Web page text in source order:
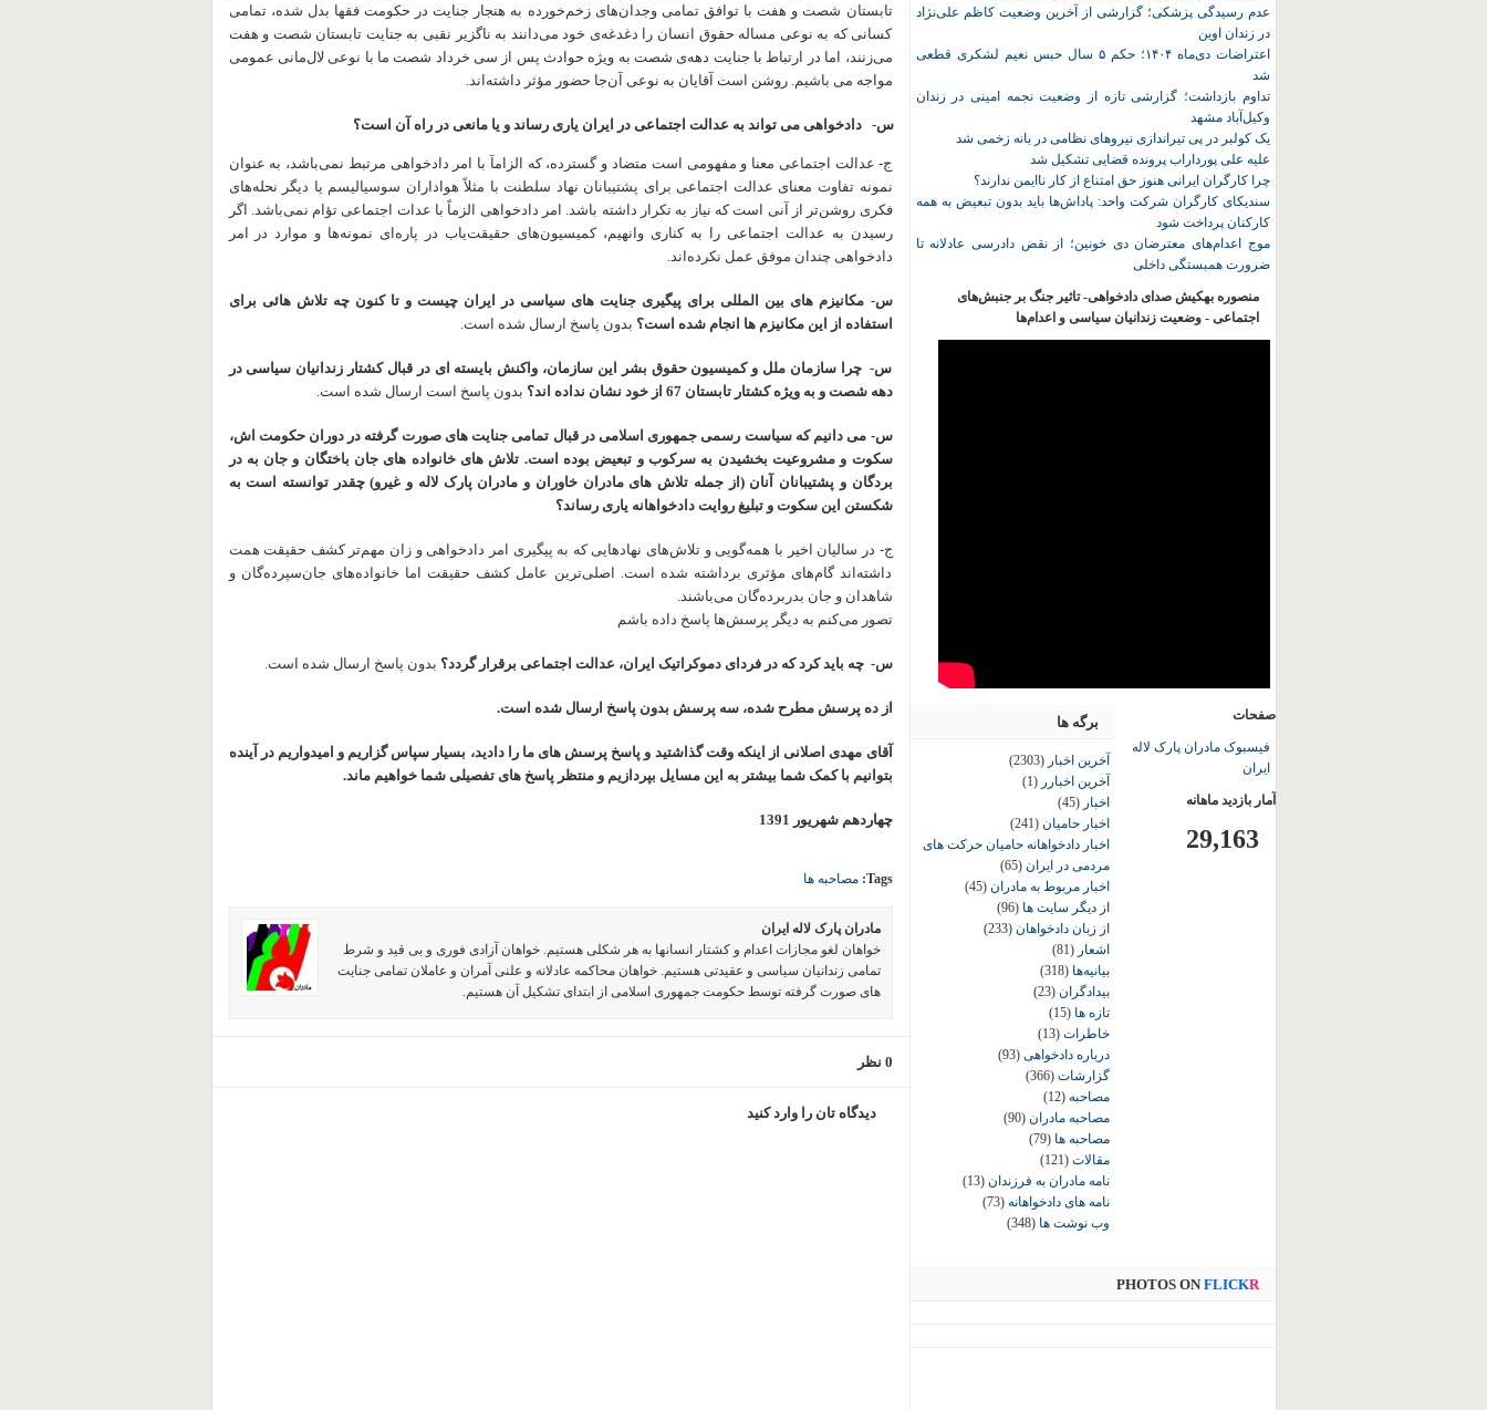
تابستان شصت و هفت با توافق تمامی وجدان‌های زخم‌خورده به هنجار جنایت در حکومت فقها بدل شده، تمامی
کسانی که به نوعی مساله حقوق انسان را دغدغه‌ی خود می‌دانند به ناگزیر نقبی به جنایت تابستان شصت و هفت
می‌زنند، اما در ارتباط با جنایت دهه‌ی شصت به ویژه حوادث پس از سی خرداد شصت ما با نوعی لال‌مانی عمومی
مواجه می باشیم. روشن است آقایان به نوعی آن‌جا حضور مؤثر داشته‌اند.
س‌- دادخواهی می تواند به عدالت اجتماعی در ایران یاری رساند و یا مانعی در راه آن است؟
ج- عدالت اجتماعی معنا و مفهومی است متضاد و گسترده، که الزامآ با امر دادخواهی مرتبط نمی‌باشد، به عنوان
نمونه تفاوت معنای عدالت اجتماعی برای پشتیبانان نهاد سلطنت با مثلاً هواداران سوسیالیسم یا دیگر نحله‌های
فکری روشن‌تر از آنی است که نیاز به تکرار داشته باشد. امر دادخواهی الزماً با عدات اجتماعی تؤام نمی‌باشد. اگر
رسیدن به عدالت اجتماعی را به کناری وانهیم، کمیسیون‌های حقیقت‌یاب در پاره‌ای نمونه‌ها و موارد در امر
دادخواهی چندان موفق عمل نکرده‌اند.
س- مکانیزم های بین المللی برای پیگیری جنایت های سیاسی در ایران چیست و تا کنون چه تلاش هائی برای
استفاده از این مکانیزم ها انجام شده است؟ بدون پاسخ ارسال شده است.
س- چرا سازمان ملل و کمیسیون حقوق بشر این سازمان، واکنش بایسته ای در قبال کشتار زندانیان سیاسی در
دهه شصت و به ویژه کشتار تابستان 67 از خود نشان نداده اند؟
بدون پاسخ است ارسال شده است.
س- می دانیم که سیاست رسمی جمهوری اسلامی در قبال تمامی جنایت های صورت گرفته در دوران حکومت اش،
سکوت و مشروعیت بخشیدن به سرکوب و تبعیض بوده است. تلاش های خانواده های جان باختگان و جان به در
بردگان و پشتیبانان آنان (از جمله تلاش های مادران خاوران و مادران پارک لاله و غیرو) چقدر توانسته است به
شکستن این سکوت و تبلیغ روایت دادخواهانه یاری رساند؟
ج- در سالیان اخیر با همه‌گویی و تلاش‌های نهادهایی که به پیگیری امر دادخواهی و زان‌ مهم‌تر کشف حقیقت همت
داشته‌اند گام‌های مؤثری برداشته شده است. اصلی‌ترین عامل کشف حقیقت اما خانواده‌های جان‌سپرده‌گان و
شاهدان و جان بدربرده‌گان می‌باشند.
تصور می‌کنم به دیگر پرسش‌ها پاسخ داده باشم
س- چه باید کرد که در فردای دموکراتیک ایران، عدالت اجتماعی برقرار گردد؟ بدون پاسخ ارسال شده است.
از ده پرسش مطرح شده، سه پرسش بدون پاسخ ارسال شده است.
آقای مهدی اصلانی از اینکه وقت گذاشتید و پاسخ پرسش های ما را دادید، بسیار سپاس گزاریم و امیدواریم در آینده
بتوانیم با کمک شما بیشتر به این مسایل بپردازیم و منتظر پاسخ های تفصیلی شما خواهیم ماند.
چهاردهم شهریور 1391
Tags: مصاحبه ها
مادران پارک لاله ایران
خواهان لغو مجازات اعدام و کشتار انسانها به هر شکلی هستیم. خواهان آزادی فوری و بی قید و شرط
تمامی زندانیان سیاسی و عقیدتی هستیم. خواهان محاکمه عادلانه و علنی آمران و عاملان تمامی جنایت
های صورت گرفته توسط حکومت جمهوری اسلامی از ابتدای تشکیل آن هستیم.
0 نظر
دیدگاه تان را وارد کنید
عدم رسیدگی پزشکی؛ گزارشی از آخرین وضعیت کاظم علی‌نژاد
در زندان اوین
اعتراضات دی‌ماه ۱۴۰۴؛ حکم ۵ سال حبس نعیم لشکری قطعی
شد
تداوم بازداشت؛ گزارشی تازه از وضعیت نجمه امینی در زندان
وکیل‌آباد مشهد
یک کولبر در پی تیراندازی نیروهای نظامی در بانه زخمی شد
علیه علی پورداراب پرونده قضایی تشکیل شد
چرا کارگران ایرانی هنوز حق امتناع از کار ناایمن ندارند؟
سندیکای کارگران شرکت واحد: پاداش‌ها باید بدون تبعیض به همه
کارکنان پرداخت شود
موج اعدام‌های معترضان دی‌ خونین؛ از نقض دادرسی عادلانه تا
ضرورت همبستگی داخلی
منصوره بهکیش صدای دادخواهی- تاثیر جنگ بر جنبش‌های
اجتماعی - وضعیت زندانیان سیاسی و اعدام‌ها
برگه ها
آخرین اخبار (2303)
آخرین اخبارر (1)
اخبار (45)
اخبار حامیان (241)
اخبار دادخواهانه حامیان حرکت های
مردمی در ایران (65)
اخبار مربوط به مادران (45)
از دیگر سایت ها (96)
از زبان دادخواهان (233)
اشعار (81)
بیانیه‌ها (318)
بیدادگران (23)
تازه ها (15)
خاطرات (13)
درباره دادخواهی (93)
گزارشات (366)
مصاحبه (12)
مصاحبه مادران (90)
مصاحبه ها (79)
مقالات (121)
نامه مادران به فرزندان (13)
نامه های دادخواهانه (73)
وب نوشت ها (348)
صفحات
فیسبوک مادران پارک لاله
ایران
آمار بازدید ماهانه
29,163
PHOTOS ON FLICKR